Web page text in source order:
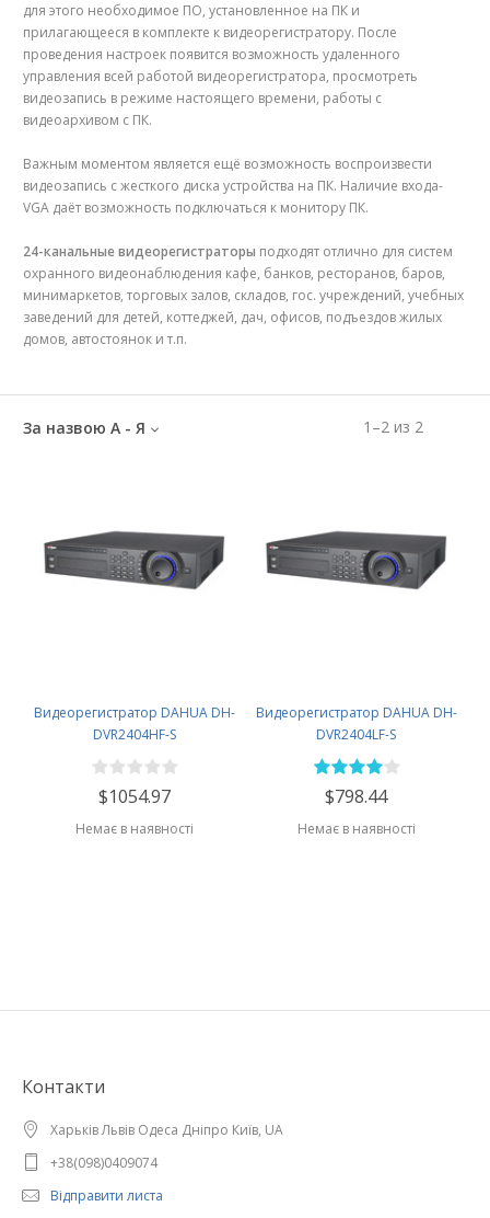
для этого необходимое ПО, установленное на ПК и
прилагающееся в комплекте к видеорегистратору. После
проведения настроек появится возможность удаленного
управления всей работой видеорегистратора, просмотреть
видеозапись в режиме настоящего времени, работы с
видеоархивом с ПК.
Важным моментом является ещё возможность воспроизвести
видеозапись с жесткого диска устройства на ПК. Наличие входа-
VGA даёт возможность подключаться к монитору ПК.
24-канальные видеорегистраторы подходят отлично для систем
охранного видеонаблюдения кафе, банков, ресторанов, баров,
минимаркетов, торговых залов, складов, гос. учреждений, учебных
заведений для детей, коттеджей, дач, офисов, подъездов жилых
домов, автостоянок и т.п.
1 –2 из 2
За назвою А - Я
Видеорегистратор DAHUA DH-
DVR2404HF-S
$1054.97
Немає в наявності
Видеорегистратор DAHUA DH-
DVR2404LF-S
$798.44
Немає в наявності
Контакти
Харьків Львів Одеса Дніпро Київ, UA
+38(098)0409074
Відправити листа